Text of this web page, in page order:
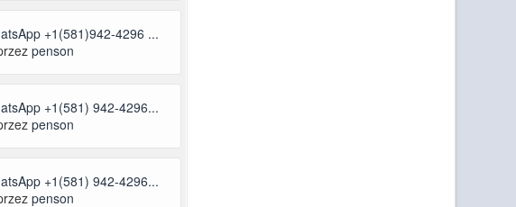
+1(581)942-4296 ...
penson
+1(581) 942-4296...
penson
+1(581) 942-4296...
penson